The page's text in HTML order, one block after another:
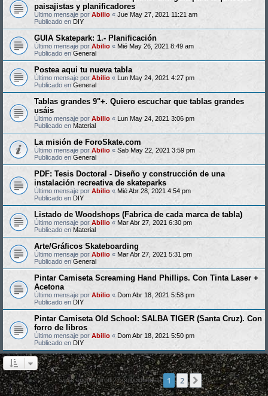
paisajistas y planificadores
Último mensaje por Abilio « Jue May 27, 2021 11:21 am
Publicado en DIY
GUIA Skatepark: 1.- Planificación
Último mensaje por Abilio « Mié May 26, 2021 8:49 am
Publicado en General
Postea aqui tu nueva tabla
Último mensaje por Abilio « Lun May 24, 2021 4:27 pm
Publicado en General
Tablas grandes 9"+. Quiero escuchar que tablas grandes
usáis
Último mensaje por Abilio « Lun May 24, 2021 3:06 pm
Publicado en Material
La misión de ForoSkate.com
Último mensaje por Abilio « Sab May 22, 2021 3:59 pm
Publicado en General
PDF: Tesis Doctoral - Diseño y construcción de una
instalación recreativa de skateparks
Último mensaje por Abilio « Mié Abr 28, 2021 4:54 pm
Publicado en DIY
Listado de Woodshops (Fabrica de cada marca de tabla)
Último mensaje por Abilio « Mar Abr 27, 2021 6:30 pm
Publicado en Material
Arte/Gráficos Skateboarding
Último mensaje por Abilio « Mar Abr 27, 2021 5:31 pm
Publicado en General
Pintar Camiseta Screaming Hand Phillips. Con Tinta Laser +
Acetona
Último mensaje por Abilio « Dom Abr 18, 2021 5:58 pm
Publicado en DIY
Pintar Camiseta Old School: SALBA TIGER (Santa Cruz). Con
forro de libros
Último mensaje por Abilio « Dom Abr 18, 2021 5:50 pm
Publicado en DIY
Se encontraron 27 coincidencias 1 2 Siguiente